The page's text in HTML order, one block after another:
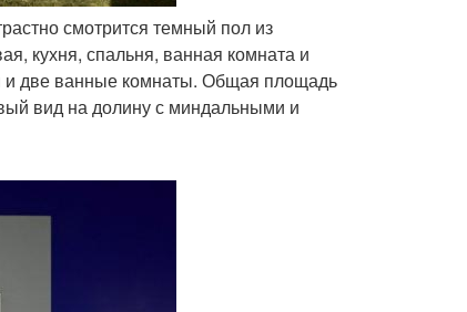
смотрится темный пол из
кухня, спальня, ванная комната и
и две ванные комнаты. Общая площадь
вид на долину с миндальными и